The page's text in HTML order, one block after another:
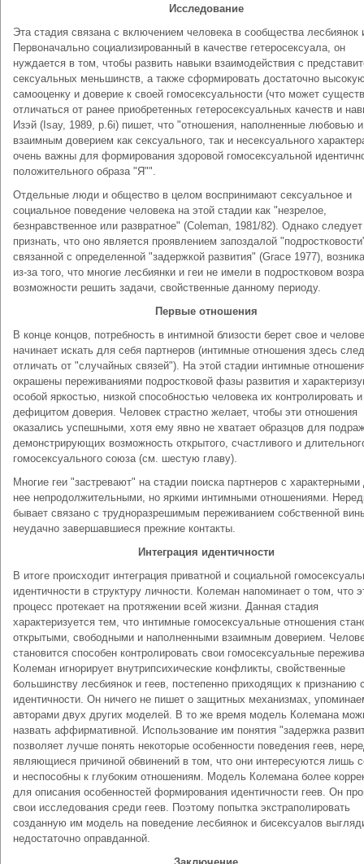
Исследование
Эта стадия связана с включением человека в сообщества лесбиянок
Первоначально социализированный в качестве гетеросексуала, он
нуждается в том, чтобы развить навыки взаимодействия с
сексуальных меньшинств, а также сформировать достаточно
самооценку и доверие к своей гомосексуальности (что может
отличаться от ранее приобретенных гетеросексуальных качеств и
Изэй (Isay, 1989, p.6i) пишет, что "отношения, наполненные любовью и
взаимным доверием как сексуального, так и несексуального
очень важны для формирования здоровой гомосексуальной
положительного образа "Я"".
Отдельные люди и общество в целом воспринимают сексуальное и
социальное поведение человека на этой стадии как "незрелое,
безнравственное или развратное" (Coleman, 1981/82). Однако следует
признать, что оно является проявлением запоздалой
связанной с определенной "задержкой развития" (Grace 1977),
из-за того, что многие лесбиянки и геи не имели в подростковом
возможности решить задачи, свойственные данному периоду.
Первые отношения
В конце концов, потребность в интимной близости берет свое и
начинает искать для себя партнеров (интимные отношения здесь
отличать от "случайных связей"). На этой стадии интимные
окрашены переживаниями подростковой фазы развития и
особой яркостью, низкой способностью человека их контролировать и
дефицитом доверия. Человек страстно желает, чтобы эти отношения
оказались успешными, хотя ему явно не хватает образцов для
демонстрирующих возможность открытого, счастливого и
гомосексуального союза (см. шестую главу).
Многие геи "застревают" на стадии поиска партнеров с характерными
нее непродолжительными, но яркими интимными отношениями.
бывает связано с трудноразрешимым переживанием собственной
неудачно завершавшиеся прежние контакты.
Интеграция идентичности
В итоге происходит интеграция приватной и социальной
идентичности в структуру личности. Колеман напоминает о том, что
процесс протекает на протяжении всей жизни. Данная стадия
характеризуется тем, что интимные гомосексуальные отношения
открытыми, свободными и наполненными взаимным доверием.
становится способен контролировать свои гомосексуальные
Колеман игнорирует внутрипсихические конфликты, свойственные
большинству лесбиянок и геев, постепенно приходящих к признанию
идентичности. Он ничего не пишет о защитных механизмах,
авторами двух других моделей. В то же время модель Колемана
назвать аффирмативной. Использование им понятия "задержка
позволяет лучше понять некоторые особенности поведения геев,
являющиеся причиной обвинений в том, что они интересуются лишь
и неспособны к глубоким отношениям. Модель Колемана более
для описания особенностей формирования идентичности геев. Он
свои исследования среди геев. Поэтому попытка экстраполировать
созданную им модель на поведение лесбиянок и бисексуалов
недостаточно оправданной.